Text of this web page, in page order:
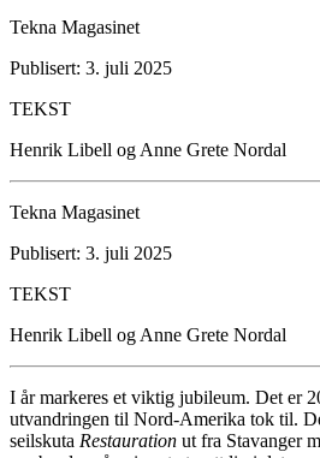
Tekna Magasinet
Publisert: 3. juli 2025
TEKST
Henrik Libell og Anne Grete Nordal
Tekna Magasinet
Publisert: 3. juli 2025
TEKST
Henrik Libell og Anne Grete Nordal
I år markeres et viktig jubileum. Det er
utvandringen til Nord-Amerika tok til.
seilskuta Restauration ut fra Stavanger